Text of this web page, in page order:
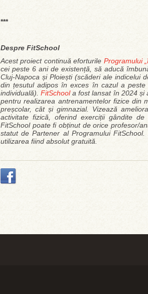
***
Despre FitSchool
Acest proiect continuă eforturile Programului
cei peste 6 ani de existență, să aducă
Cluj-Napoca și Ploiești (scăderi ale indicelui
din țesutul adipos în exces în cazul a
individuală). FitSchoola fost lansat în 2024 și
pentru realizarea antrenamentelor fizice din
preșcolar, cât și gimnazial. Vizează
activitate fizică, oferind exerciții gândite
FitSchool poate fi obținut de orice profesor/
statut de Partener al Programului
utilizarea fiind absolut gratuită.